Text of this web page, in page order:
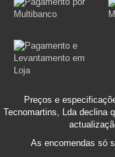
Preços e
Tecnomartins, Lda declina
As encomendas só